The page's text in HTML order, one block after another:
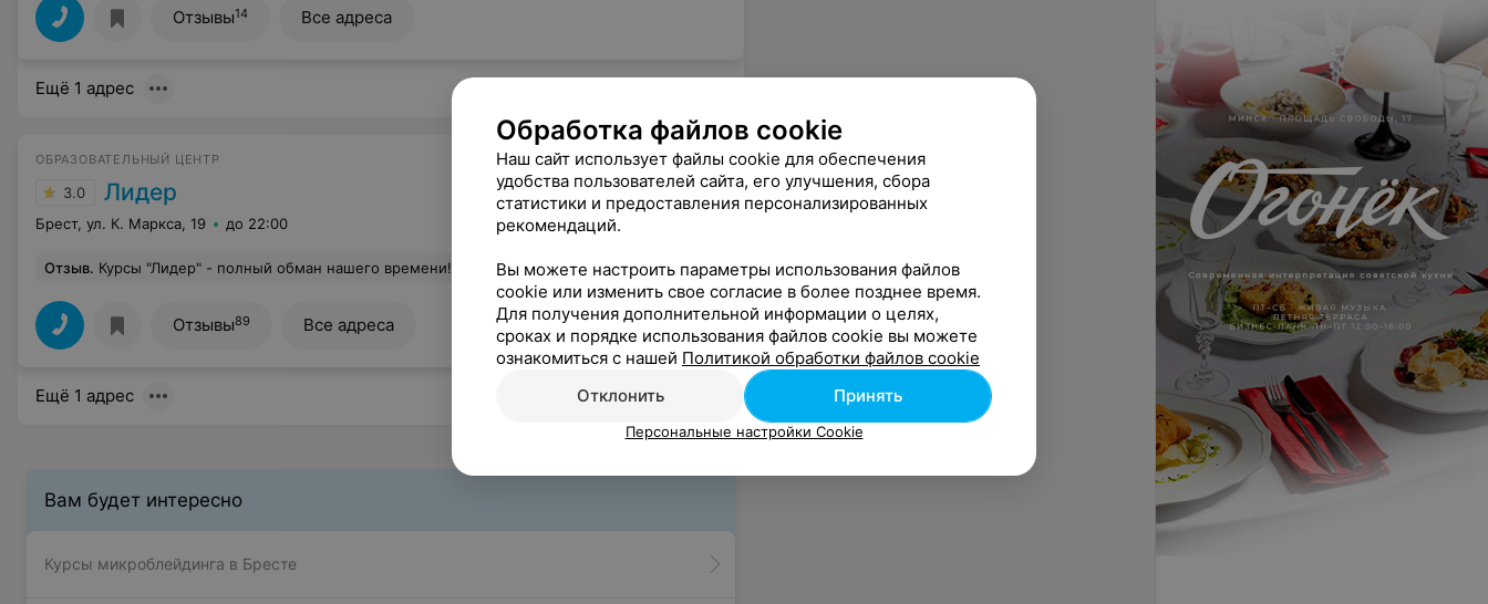
Отзывы14 Все адреса
Ещё 1 адрес
ОБРАЗОВАТЕЛЬНЫЙ ЦЕНТР
3.0 Лидер
Брест, ул. К. Маркса, 19 до 22:00
Отзыв. Курсы "Лидер" - полный обман нашего времени! Заключайте договор до начала занятий, и уж тем более до внесения оплаты, убедитесь в комплектации группы и познакомьтесь с преподавателем, так как и с одним и с другим у них большие проблемы! Я "ходила" на курсы дизайнера интерьера в Бресте, преподаватель - Синяпкина Ирина Фёдоровна. Менеджер по телефону озвучивала замечательную программу обучения, по факту первое занятие мы рисовали кабинет, в котором находились, слово "дизайн" даже не звучало, думаю, ладно, первое занятие, знакомство и т.д., но второе занятие вообще убило: придя в воскресенье на 9.00 на курсы, нам сообщили, что их не будет, так как осталось 4 человека из 5 и не рентабельно нас учить) девчонка одна с Кобрина приехала в Брест, а тут такое... Не рекомендую никому, "Лидер"! Еще
Отзывы89 Все адреса
Ещё 1 адрес
Вам будет интересно
Курсы микроблейдинга в Бресте
Обработка файлов cookie
Наш сайт использует файлы cookie для обеспечения
удобства пользователей сайта, его улучшения, сбора
статистики и предоставления персонализированных
рекомендаций.
Вы можете настроить параметры использования файлов
cookie или изменить свое согласие в более позднее время.
Для получения дополнительной информации о целях,
сроках и порядке использования файлов cookie вы можете
ознакомиться с нашей Политикой обработки файлов cookie
Отклонить
Принять
Персональные настройки Cookie